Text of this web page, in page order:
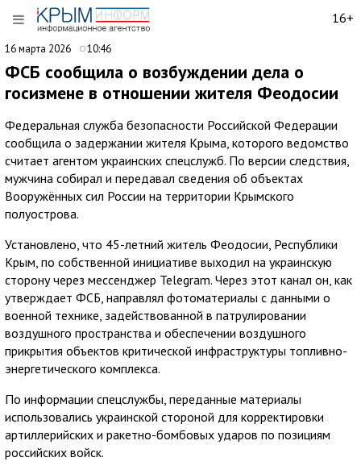
16+
16 марта 2026 10:46
ФСБ сообщила о возбуждении дела о
госизмене в отношении жителя Феодосии
Федеральная служба безопасности Российской Федерации
сообщила о задержании жителя Крыма, которого ведомство
считает агентом украинских спецслужб. По версии следствия,
мужчина собирал и передавал сведения об объектах
Вооружённых сил России на территории Крымского
полуострова.
Установлено, что 45-летний житель Феодосии, Республики
Крым, по собственной инициативе выходил на украинскую
сторону через мессенджер Telegram. Через этот канал он, как
утверждает ФСБ, направлял фотоматериалы с данными о
военной технике, задействованной в патрулировании
воздушного пространства и обеспечении воздушного
прикрытия объектов критической инфраструктуры топливно-
энергетического комплекса.
По информации спецслужбы, переданные материалы
использовались украинской стороной для корректировки
артиллерийских и ракетно-бомбовых ударов по позициям
российских войск.